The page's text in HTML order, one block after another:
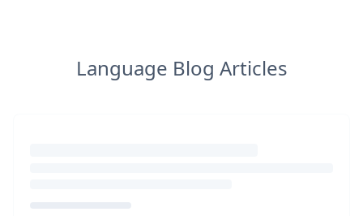
Language Blog Articles